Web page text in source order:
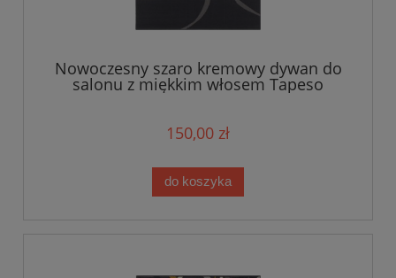
Nowoczesny szaro kremowy dywan do
salonu z miękkim włosem Tapeso
120x160cm
150,00 zł
do koszyka